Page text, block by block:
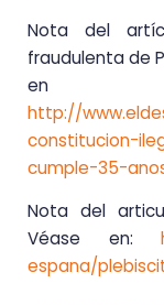
Nota del
fraudulenta de
en
http://
constitucion-
cumple-35-
Nota del
Véase en:
espana/